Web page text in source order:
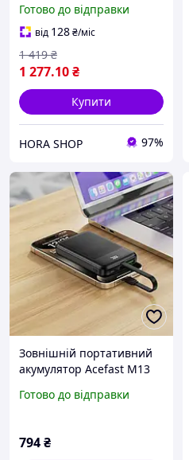
wireless charging power
bank with stand Black
(6974316283997)
Готово до відправки
від 128₴/міс
1 277.10₴
1 419 ₴
Купити
HORA SHOP 97%
Зовнішній портативний
акумулятор Acefast M13
Готово до відправки
794₴